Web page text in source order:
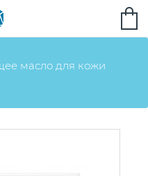
масло для кожи